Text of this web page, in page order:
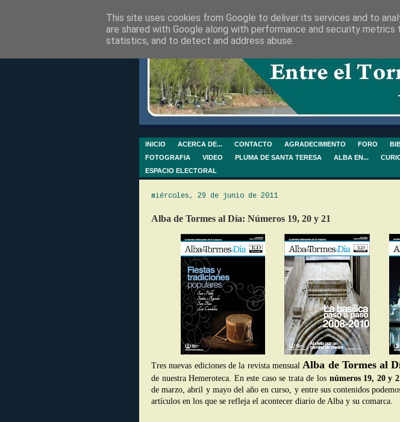
INICIO ACERCA DE... CONTACTO AGRADECIMIENTO FORO
FOTOGRAFIA
VIDEO PLUMA DE SANTA TERESA ALBA EN...
ESPACIO ELECTORAL
miércoles, 29 de junio de 2011
Alba de Tormes al Día: Números 19, 20 y 21
Tres nuevas ediciones de la revista mensualAlba de Tormes al
de nuestra Hemeroteca. En este caso se trata de los números 19, 20 y
de marzo, abril y mayo del año en curso, y entre sus contenidos
artículos en los que se refleja el acontecer diario de Alba y su comarca.
This site uses cookies from Google to deliver its services and to
are shared with Google along with performance and security
statistics, and to detect and address abuse.